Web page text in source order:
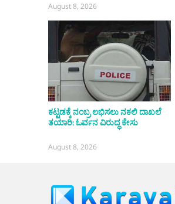
August 8, 2026
ಕಟ್ಟಡಕ್ಕೆ ನಂಬ್ರ ಲಭಿಸಲು ನಕಲಿ ದಾಖಲೆ
ತಯಾರಿ: ಓರ್ವನ ವಿರುದ್ಧ ಕೇಸು
August 8, 2026